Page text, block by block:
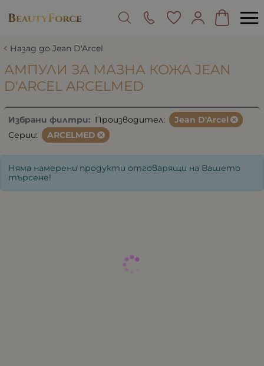
Назад до Jean D'Arcel
АМПУЛИ ЗА МАЗНА КОЖА JEAN
D'ARCEL ARCELMED
Избрани филтри: Производител:
Jean D'Arcel
Серии:
ARCELMED
Няма намерени продукти отговарящи на Вашето
търсене!